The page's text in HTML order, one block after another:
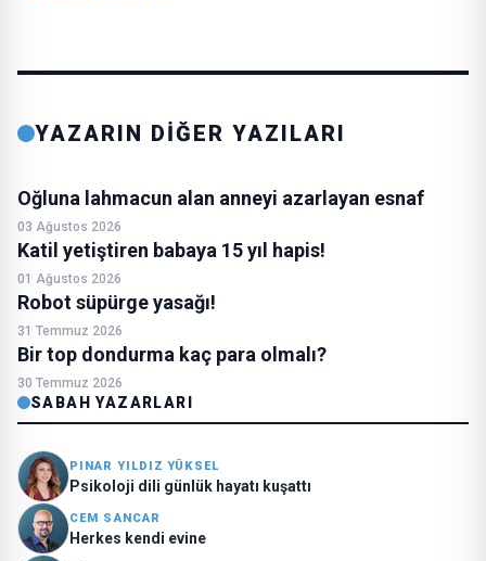
YAZARIN DİĞER YAZILARI
Oğluna lahmacun alan anneyi azarlayan esnaf
03 Ağustos 2026
Katil yetiştiren babaya 15 yıl hapis!
01 Ağustos 2026
Robot süpürge yasağı!
31 Temmuz 2026
Bir top dondurma kaç para olmalı?
30 Temmuz 2026
SABAH YAZARLARI
PINAR YILDIZ YÜKSEL
Psikoloji dili günlük hayatı kuşattı
CEM SANCAR
Herkes kendi evine